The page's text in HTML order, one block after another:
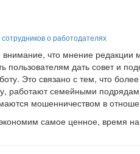
о работодателях
что мнение редакции
пользователям дать совет и
Это связано с тем, что
работают семейными
мошенничеством в
самое ценное, время